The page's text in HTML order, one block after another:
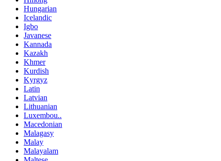
Hungarian
Icelandic
Igbo
Javanese
Kannada
Kazakh
Khmer
Kurdish
Kyrgyz
Latin
Latvian
Lithuanian
Luxembou..
Macedonian
Malagasy
Malay
Malayalam